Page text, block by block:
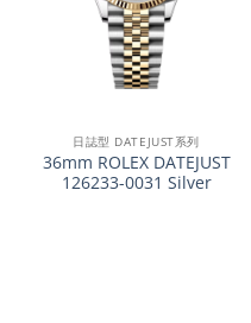
日誌型 DATEJUST系列
36mm ROLEX DATEJUST
126233-0031 Silver